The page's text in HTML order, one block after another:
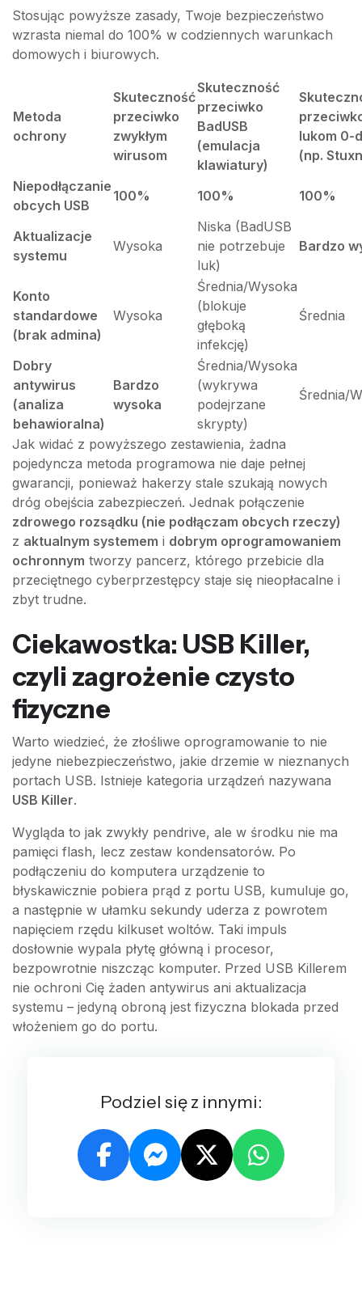
Stosując powyższe zasady, Twoje bezpieczeństwo
wzrasta niemal do 100% w codziennych warunkach
domowych i biurowych.
Metoda
ochrony
Skuteczność
przeciwko
zwykłym
wirusom
Skuteczność
przeciwko
BadUSB
(emulacja
klawiatury)
lukom 0-
(np.
Niepodłączanie
obcych USB
100% 100% 100%
Aktualizacje
systemu
Wysoka
Niska (BadUSB
nie potrzebuje
luk)
Bardzo
Konto
standardowe
(brak admina)
Wysoka
Średnia/Wysoka
(blokuje
głęboką
infekcję)
Średnia
Dobry
antywirus
(analiza
behawioralna)
Bardzo
wysoka
Średnia/Wysoka
(wykrywa
podejrzane
skrypty)
Średnia/
Jak widać z powyższego zestawienia, żadna
pojedyncza metoda programowa nie daje pełnej
gwarancji, ponieważ hakerzy stale szukają nowych
dróg obejścia zabezpieczeń. Jednak połączenie
zdrowego rozsądku (nie podłączam obcych rzeczy)
z aktualnym systemem i dobrym oprogramowaniem
ochronnym tworzy pancerz, którego przebicie dla
przeciętnego cyberprzestępcy staje się nieopłacalne i
zbyt trudne.
Ciekawostka: USB Killer,
czyli zagrożenie czysto
fizyczne
Warto wiedzieć, że złośliwe oprogramowanie to nie
jedyne niebezpieczeństwo, jakie drzemie w nieznanych
portach USB. Istnieje kategoria urządzeń nazywana
USB Killer.
Wygląda to jak zwykły pendrive, ale w środku nie ma
pamięci flash, lecz zestaw kondensatorów. Po
podłączeniu do komputera urządzenie to
błyskawicznie pobiera prąd z portu USB, kumuluje go,
a następnie w ułamku sekundy uderza z powrotem
napięciem rzędu kilkuset woltów. Taki impuls
dosłownie wypala płytę główną i procesor,
bezpowrotnie niszcząc komputer. Przed USB Killerem
nie ochroni Cię żaden antywirus ani aktualizacja
systemu – jedyną obroną jest fizyczna blokada przed
włożeniem go do portu.
Podziel się z innymi: